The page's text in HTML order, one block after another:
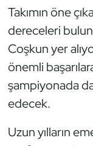
Takımın öne
dereceleri
Coşkun yer
önemli
şampiyonada
edecek.
Uzun yılların
Yüzme